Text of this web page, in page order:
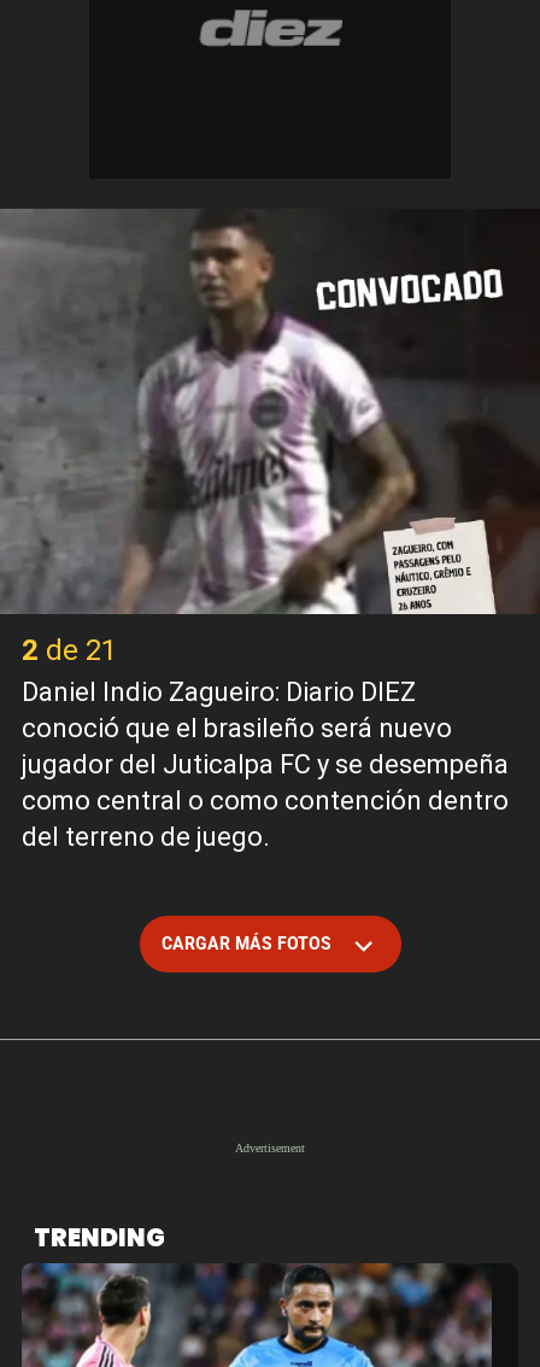
2 de 21
Daniel Indio Zagueiro: Diario DIEZ
conoció que el brasileño será nuevo
jugador del Juticalpa FC y se desempeña
como central o como contención dentro
del terreno de juego.
CARGAR MÁS FOTOS
TRENDING